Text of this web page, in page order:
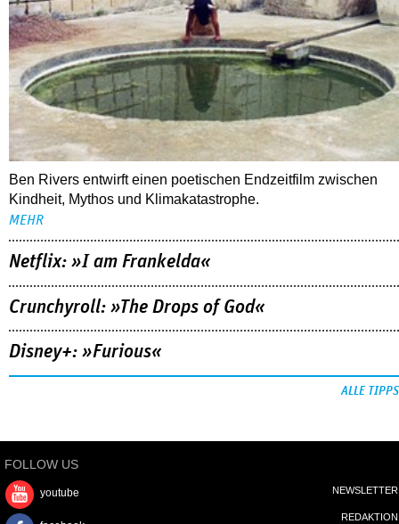
Ben Rivers entwirft einen poetischen Endzeitfilm zwischen
Kindheit, Mythos und Klimakatastrophe.
MEHR
Netflix: »I am Frankelda«
Crunchyroll: »The Drops of God«
Disney+: »Furious«
FOLLOW US
youtube
IMPRESSUM
AGB